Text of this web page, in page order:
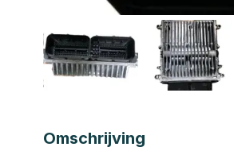
Omschrijving